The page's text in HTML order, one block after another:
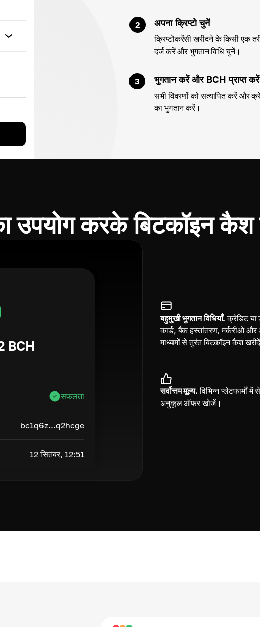
2 अपना क्रिप्टो चुनें
क्रिप्टोकरेंसी खरीदने के किसी एक
दर्ज करें और भुगतान विधि चुनें।
3 भुगतान करें और BCH प्राप्त करें
सभी विवरणों को सत्यापित करें और
का भुगतान करें।
उपयोग करके बिटकॉइन कैश
BCH
सफलता
bc1q6z...q2hcge
12 सितंबर, 12:51
बहुमुखी भुगतान विधियाँ. क्रेडिट या
कार्ड, बैंक हस्तांतरण, मर्करीओ और
माध्यमों से तुरंत बिटकॉइन कैश
सर्वोत्तम मूल्य. विभिन्न प्लेटफार्मों
अनुकूल ऑफर खोजें।